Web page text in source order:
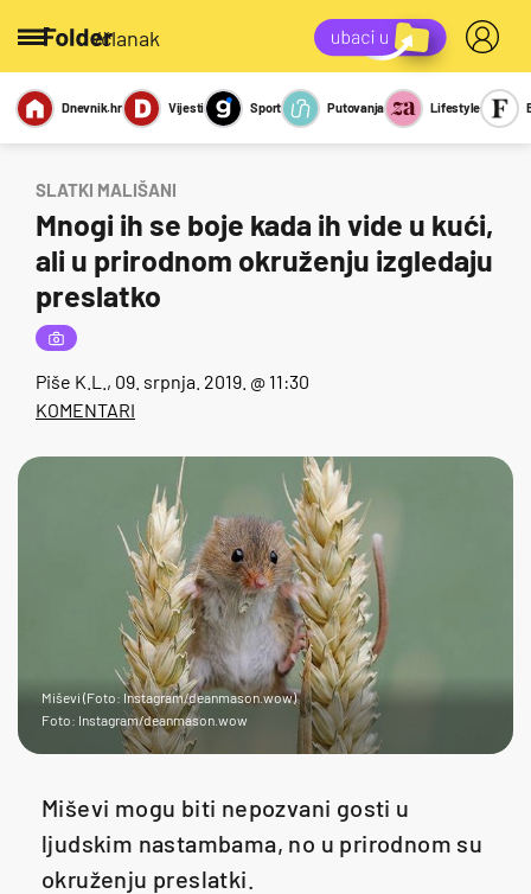
/članak
Miks Kviz
Report
Sexy
Dnevnik.hr Vijesti Sport Putovanja Lifestyle
SLATKI MALIŠANI
Mnogi ih se boje kada ih vide u kući,
ali u prirodnom okruženju izgledaju
preslatko
Piše K.L. , 09. srpnja. 2019. @ 11:30
KOMENTARI
Miševi (Foto: Instagram/deanmason.wow)
Foto: Instagram/deanmason.wow
Miševi mogu biti nepozvani gosti u
ljudskim nastambama, no u prirodnom su
okruženju preslatki.